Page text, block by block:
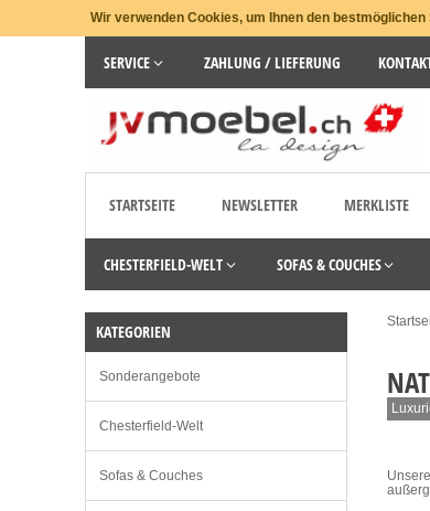
Wir verwenden Cookies, um Ihnen den
SERVICE ZAHLUNG / LIEFERUNG
STARTSEITE NEWSLETTER MERKLISTE
CHESTERFIELD-WELT SOFAS & COUCHES
KATEGORIEN
Sonderangebote
Chesterfield-Welt
Sofas & Couches